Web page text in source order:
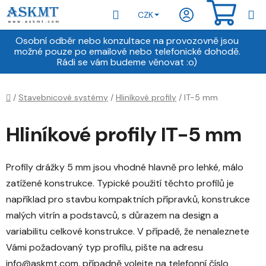
Přejít
na
obsah
Osobní odběr nebo konzultace na provozovně jsou
možné pouze po emailové nebo telefonické dohodě.
Rádi se vám budeme věnovat :o)
Hledat
CZK
Domů
/ Stavebnicové systémy / Hliníkové profily / IT-5 mm
Hliníkové profily IT-5 mm
Profily drážky 5 mm jsou vhodné hlavně pro lehké, málo
zatížené konstrukce. Typické použití těchto profilů je
například pro stavbu kompaktních přípravků, konstrukce
malých vitrín a podstavců, s důrazem na design a
variabilitu celkové konstrukce. V případě, že nenaleznete
Vámi požadovaný typ profilu, pište na adresu
info@askmt.com, případně volejte na telefonní číslo